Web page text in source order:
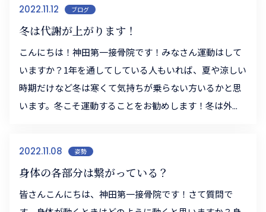
2022.11.12 ブログ
冬は代謝が上がります！
こんにちは！神田第一接骨院です！みなさん運動はして
いますか？1年を通してしている人もいれば、夏や涼しい
時期だけなど冬は寒くて気持ちが乗らない方いるかと思
います。冬こそ運動することをお勧めします！冬は外...
2022.11.08 姿勢
身体の各部分は繋がっている？
皆さんこんにちは、神田第一接骨院です！さて質問で